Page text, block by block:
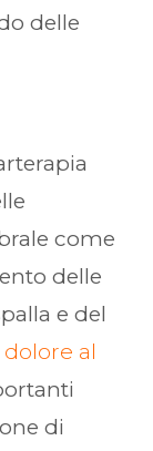
delle
come
delle
e del
dolore al
di